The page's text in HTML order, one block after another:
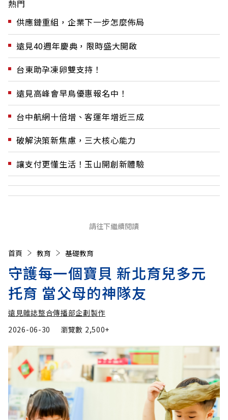
熱門
供應鏈重組，企業下一步怎麼佈局
遠見40週年慶典，限時盛大開啟
台東助孕凍卵雙支持！
遠見高峰會早鳥優惠報名中！
台中航網十倍增、客運年增近三成
破解決策新焦慮，三大核心能力
讓支付更懂生活！玉山開創新體驗
請往下繼續閱讀
首頁 教育 基礎教育
守護每一個寶貝 新北育兒多元
托育 當父母的神隊友
遠見雜誌整合傳播部企劃製作
2026-06-30
瀏覽數 2,500+